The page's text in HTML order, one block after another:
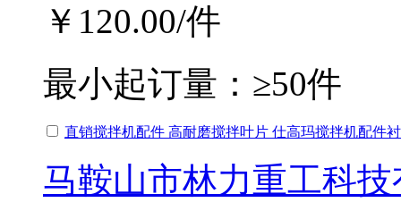
￥120.00/件
最小起订量： ≥50件
直销搅拌机配件 高耐磨搅拌叶片 仕高玛搅拌机配件
马鞍山市林力重工科